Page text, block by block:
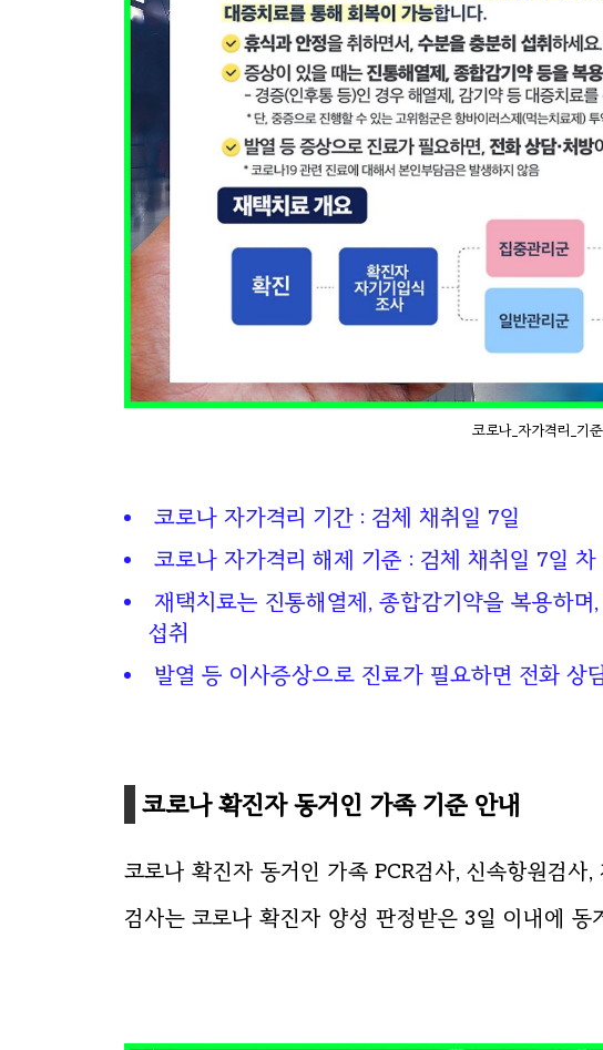
코로나_자가격리_기
코로나 자가격리 기간 : 검체 채취일 7일
코로나 자가격리 해제 기준 : 검체 채취일 7일
재택치료는 진통해열제, 종합감기약을 복용하
섭취
발열 등 이사증상으로 진료가 필요하면 전화 상
코로나 확진자 동거인 가족 기준 안내
코로나 확진자 동거인 가족 PCR검사, 신속항원검사
검사는 코로나 확진자 양성 판정받은 3일 이내에 동